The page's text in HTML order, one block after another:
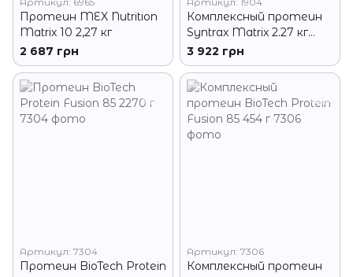
Протеин MEX Nutrition
Matrix 10 2,27 кг
2 687 грн
Комплексный протеин
Syntrax Matrix 2.27 кг
банан
3 922 грн
Артикул: 7304
Протеин BioTech Protein
Артикул: 7306
Комплексный протеин